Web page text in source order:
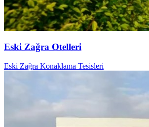
Eski Zağra Otelleri
Eski Zağra Konaklama Tesisleri